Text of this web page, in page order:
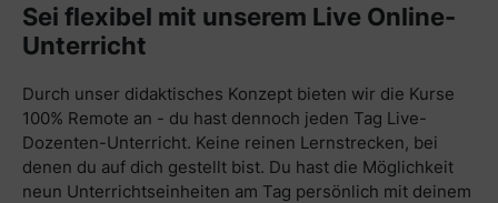
Sei flexibel mit unserem Live Online-
Unterricht
Durch unser didaktisches Konzept bieten wir die Kurse
100% Remote an - du hast dennoch jeden Tag Live-
Dozenten-Unterricht. Keine reinen Lernstrecken, bei
denen du auf dich gestellt bist. Du hast die Möglichkeit
neun Unterrichtseinheiten am Tag persönlich mit deinem